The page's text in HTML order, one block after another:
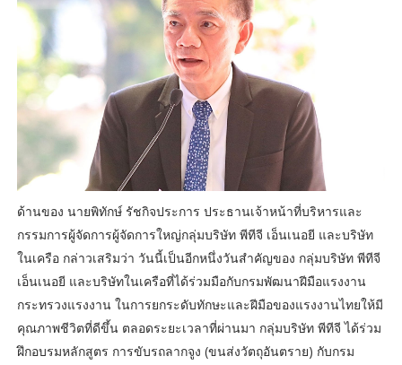
ด้านของ นายพิทักษ์ รัชกิจประการ ประธานเจ้าหน้าที่บริหารและ
กรรมการผู้จัดการผู้จัดการใหญ่กลุ่มบริษัท พีทีจี เอ็นเนอยี และบริษัท
ในเครือ กล่าวเสริมว่า วันนี้เป็นอีกหนึ่งวันสำคัญของ กลุ่มบริษัท พีทีจี
เอ็นเนอยี และบริษัทในเครือที่ได้ร่วมมือกับกรมพัฒนาฝีมือแรงงาน
กระทรวงแรงงาน ในการยกระดับทักษะและฝีมือของแรงงานไทยให้มี
คุณภาพชีวิตที่ดีขึ้น ตลอดระยะเวลาที่ผ่านมา กลุ่มบริษัท พีทีจี ได้ร่วม
ฝึกอบรมหลักสูตร การขับรถลากจูง (ขนส่งวัตถุอันตราย) กับกรม